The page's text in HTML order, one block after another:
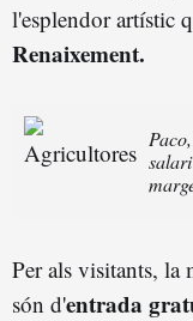
l'esplendor artístic
Renaixement.
Per als visitants, la
són d'entrada